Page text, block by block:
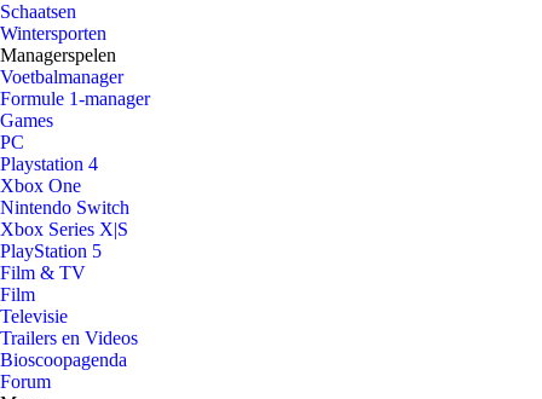
Schaatsen
Wintersporten
Managerspelen
Voetbalmanager
Formule 1-manager
Games
PC
Playstation 4
Xbox One
Nintendo Switch
Xbox Series X|S
PlayStation 5
Film & TV
Film
Televisie
Trailers en Videos
Bioscoopagenda
Forum